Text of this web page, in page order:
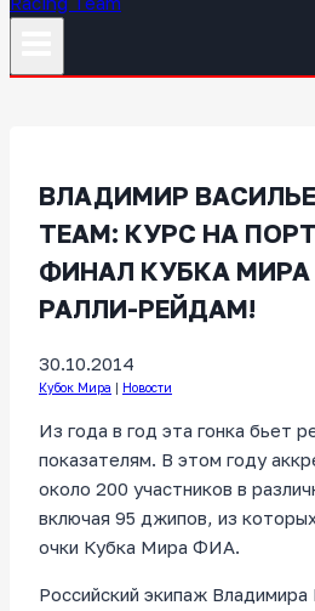
ВЛАДИМИР
TEAM: КУРС НА
ФИНАЛ КУБКА
РАЛЛИ-РЕЙДАМ!
30.10.2014
Кубок Мира | Новости
Из года в год эта гонка бьет
показателям. В этом году
около 200 участников в
включая 95 джипов, из
очки Кубка Мира ФИА.
Российский экипаж Владимира